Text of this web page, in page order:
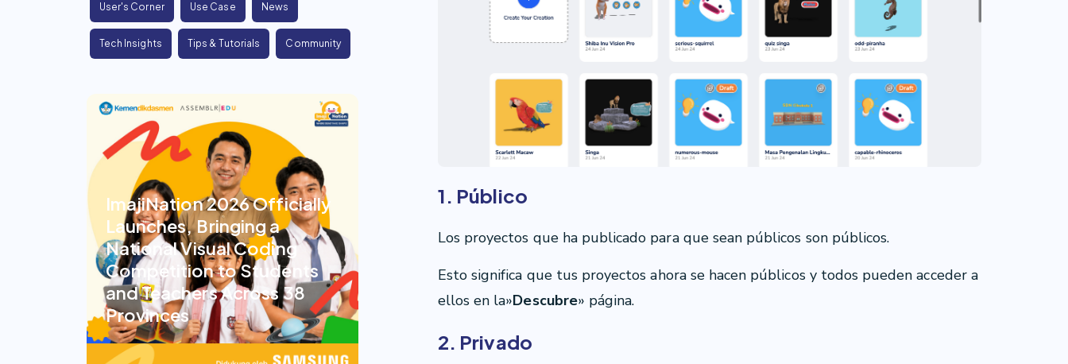
User's Corner Use Case News
Tech Insights Tips & Tutorials Community
ImajiNation 2026 Officially
Launches, Bringing a
National Visual Coding
Competition to Students
and Teachers Across 38
Provinces
1. Público
Los proyectos que ha publicado para que sean públicos son públicos.
Esto significa que tus proyectos ahora se hacen públicos y todos pueden acceder a
ellos en la»Descubre» página.
2. Privado